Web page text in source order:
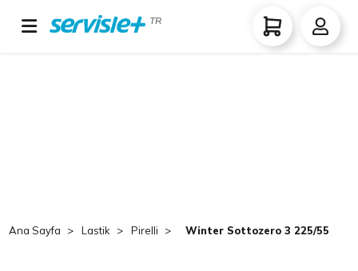
TR
Ana Sayfa Lastik Pirelli Winter Sottozero 3 225/55 R17